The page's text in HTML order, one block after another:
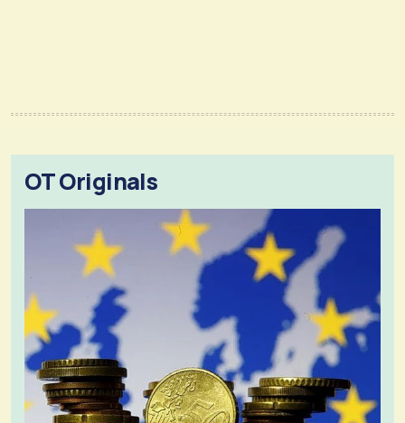
OT Originals